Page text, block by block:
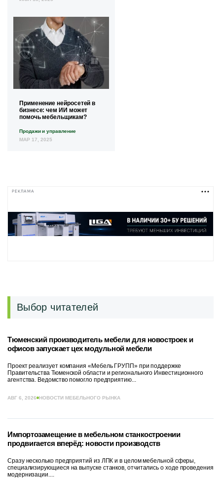
Применение нейросетей в
бизнесе: чем ИИ может
помочь мебельщикам?
Продажи и управление
МАР 17, 2025
РЕКЛАМА
Выбор читателей
Тюменский производитель мебели для новостроек и
офисов запускает цех модульной мебели
Проект реализует компания «Мебель ГРУПП» при поддержке
Правительства Тюменской области и регионального Инвестиционного
агентства. Ведомство помогло предприятию...
АВГ 6, 2026 НОВОСТИ МЕБЕЛЬНОГО РЫНКА
Импортозамещение в мебельном станкостроении
продвигается вперёд: новости производств
Сразу несколько предприятий из ЛПК и в целом мебельной сферы,
специализирующиеся на выпуске станков, отчитались о ходе проведения
модернизации....